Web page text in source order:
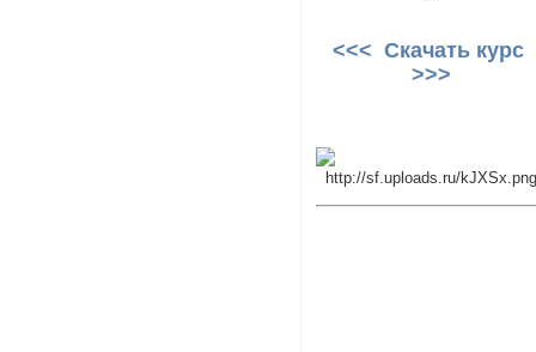
<<< Скачать курс
>>>